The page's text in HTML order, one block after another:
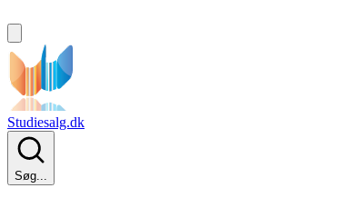
Studiesalg.dk
Søg...